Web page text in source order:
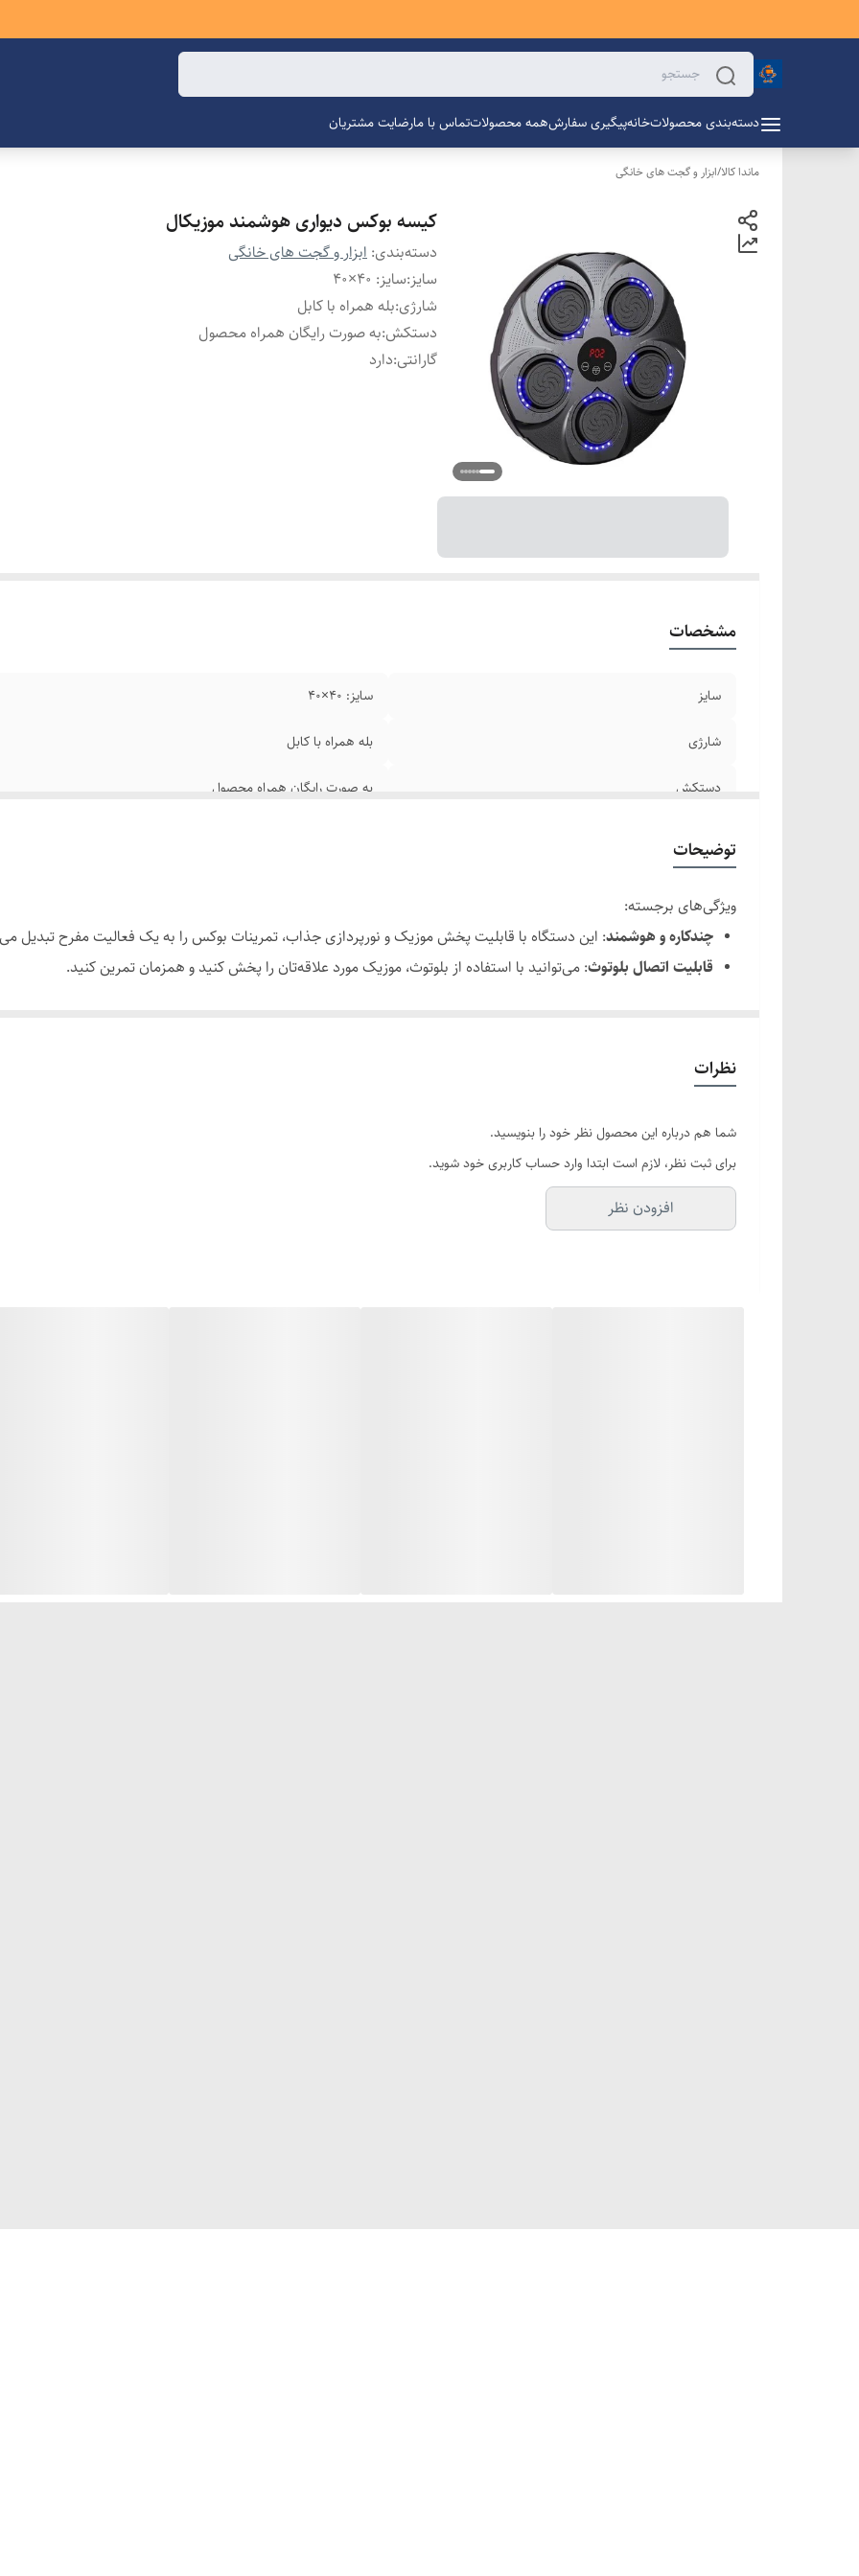
دسته‌بندی محصولاتخانهپیگیری سفارشهمه محصولاتتماس با مارضایت مشتریان
ماندا کالا/ابزار و گجت های خانگی
کیسه بوکس دیواری هوشمند موزیکال
دسته‌بندی: ابزار و گجت های خانگی
سایز:سایز: 40×40
شارژی:بله همراه با کابل
دستکش:به صورت رایگان همراه محصول
گارانتی:دارد
مشخصات
سایز سایز: 40×40
شارژی بله همراه با کابل
دستکش به صورت رایگان همراه محصول
توضیحات
ویژگی‌های برجسته:
چندکاره و هوشمند: این دستگاه با قابلیت پخش موزیک و نورپردازی جذاب، تمرینات بوکس را به یک فعالیت مفرح تبدیل
قابلیت اتصال بلوتوث: می‌توانید با استفاده از بلوتوث، موزیک مورد علاقه‌تان را پخش کنید و همزمان تمرین کنید.
شارژ سریع و عمر باتری طولانی
مزایای استفاده:
بهبود مهارت‌های بوکس
: با استفاده از این دستگاه، می‌توانید مهارت‌های خود را بهبود دهید و به تمرینات خود تنوع ببخشید.
افزایش انگیزه
: ترکیب موزیک با تمرینات بوکس، انگیزه شما را برای تمرین بیشتر افزایش می‌دهد.
سهولت در استفاده: نصب و استفاده آسان این دستگاه، آن را برای تمام سطوح کاربران مناسب می‌کند.
جمع بندی:
نظرات
شما هم درباره این محصول نظر خود را بنویسید.
برای ثبت نظر، لازم است ابتدا وارد حساب کاربری خود شوید.
افزودن نظر